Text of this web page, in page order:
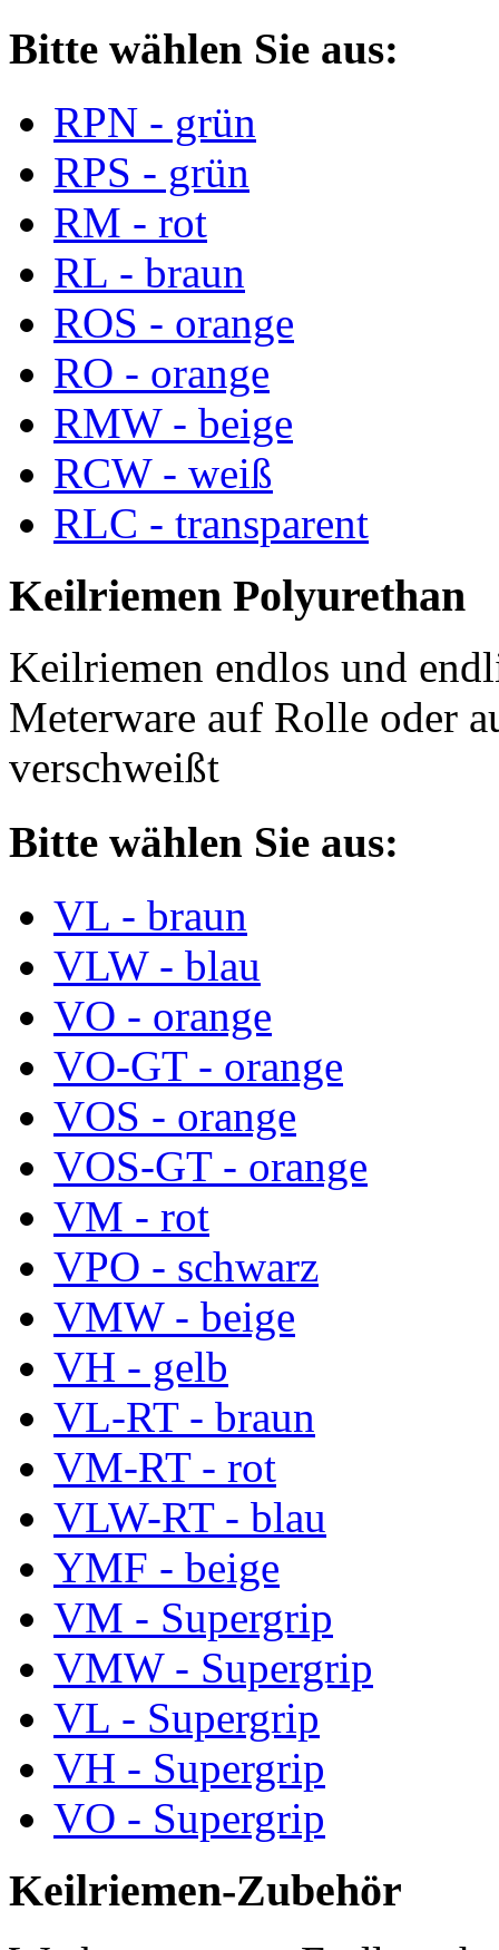
Bitte wählen Sie aus:
RPN - grün
RPS - grün
RM - rot
RL - braun
ROS - orange
RO - orange
RMW - beige
RCW - weiß
RLC - transparent
Keilriemen Polyurethan
Keilriemen endlos und
Meterware auf Rolle oder
verschweißt
Bitte wählen Sie aus:
VL - braun
VLW - blau
VO - orange
VO-GT - orange
VOS - orange
VOS-GT - orange
VM - rot
VPO - schwarz
VMW - beige
VH - gelb
VL-RT - braun
VM-RT - rot
VLW-RT - blau
YMF - beige
VM - Supergrip
VMW - Supergrip
VL - Supergrip
VH - Supergrip
VO - Supergrip
Keilriemen-Zubehör